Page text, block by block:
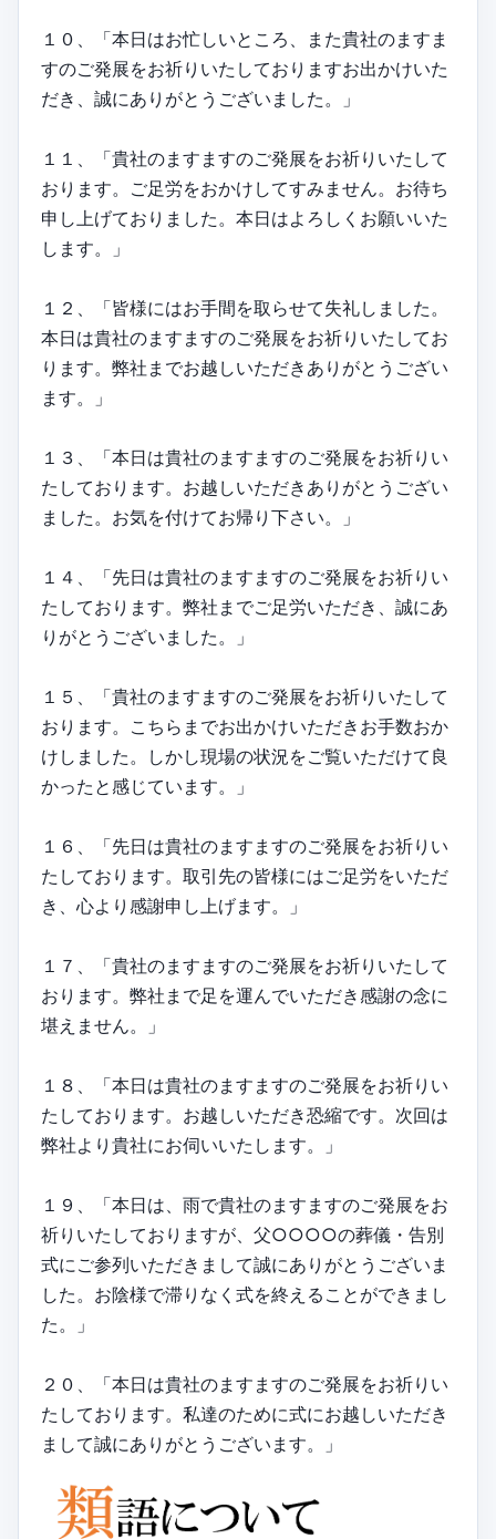
１０、「本日はお忙しいところ、また貴社のますま
すのご発展をお祈りいたしておりますお出かけいた
だき、誠にありがとうございました。」
１１、「貴社のますますのご発展をお祈りいたして
おります。ご足労をおかけしてすみません。お待ち
申し上げておりました。本日はよろしくお願いいた
します。」
１２、「皆様にはお手間を取らせて失礼しました。
本日は貴社のますますのご発展をお祈りいたしてお
ります。弊社までお越しいただきありがとうござい
ます。」
１３、「本日は貴社のますますのご発展をお祈りい
たしております。お越しいただきありがとうござい
ました。お気を付けてお帰り下さい。」
１４、「先日は貴社のますますのご発展をお祈りい
たしております。弊社までご足労いただき、誠にあ
りがとうございました。」
１５、「貴社のますますのご発展をお祈りいたして
おります。こちらまでお出かけいただきお手数おか
けしました。しかし現場の状況をご覧いただけて良
かったと感じています。」
１６、「先日は貴社のますますのご発展をお祈りい
たしております。取引先の皆様にはご足労をいただ
き、心より感謝申し上げます。」
１７、「貴社のますますのご発展をお祈りいたして
おります。弊社まで足を運んでいただき感謝の念に
堪えません。」
１８、「本日は貴社のますますのご発展をお祈りい
たしております。お越しいただき恐縮です。次回は
弊社より貴社にお伺いいたします。」
１９、「本日は、雨で貴社のますますのご発展をお
祈りいたしておりますが、父○○○○の葬儀・告別
式にご参列いただきまして誠にありがとうございま
した。お陰様で滞りなく式を終えることができまし
た。」
２０、「本日は貴社のますますのご発展をお祈りい
たしております。私達のために式にお越しいただき
まして誠にありがとうございます。」